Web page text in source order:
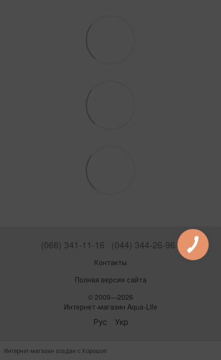
(066) 341-11-16 (044) 344-26-96
Контакты
Полная версия сайта
© 2009—2026
Интернет-магазин Aqua-Life
Рус Укр
Интернет-магазин создан с Хорошоп